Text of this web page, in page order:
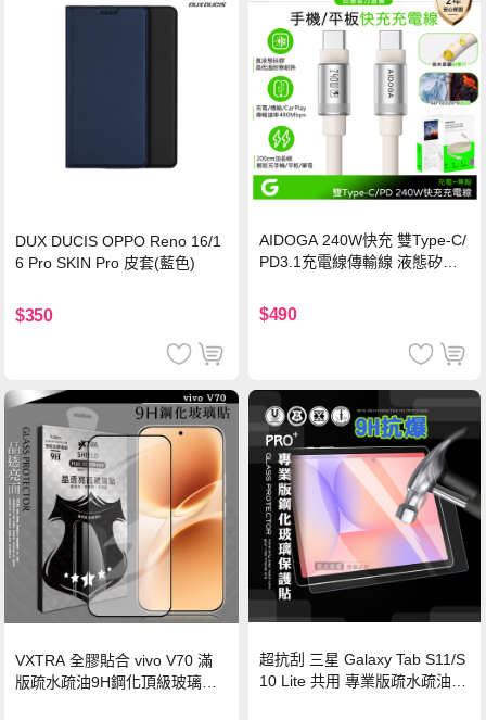
DUX DUCIS OPPO Reno 16/1
6 Pro SKIN Pro 皮套(藍色)
$350
AIDOGA 240W快充 雙Type-C/
PD3.1充電線傳輸線 液態矽膠
機/平板/筆電
$490
VXTRA 全膠貼合 vivo V70 滿
版疏水疏油9H鋼化頂級玻璃貼
超抗刮 三星 Galaxy Tab S11/S
10 Lite 共用 專業版疏水疏油9